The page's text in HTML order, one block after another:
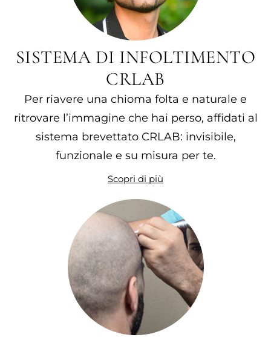
SISTEMA DI INFOLTIMENTO
CRLAB
Per riavere una chioma folta e naturale e
ritrovare l’immagine che hai perso, affidati al
sistema brevettato CRLAB: invisibile,
funzionale e su misura per te.
Scopri di più